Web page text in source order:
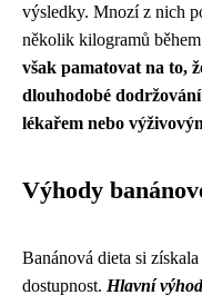
výsledky. Mnozí z nich
několik kilogramů
však pamatovat na to,
dlouhodobé
lékařem nebo
Výhody
Banánová dieta si
dostupnost. Hlavní